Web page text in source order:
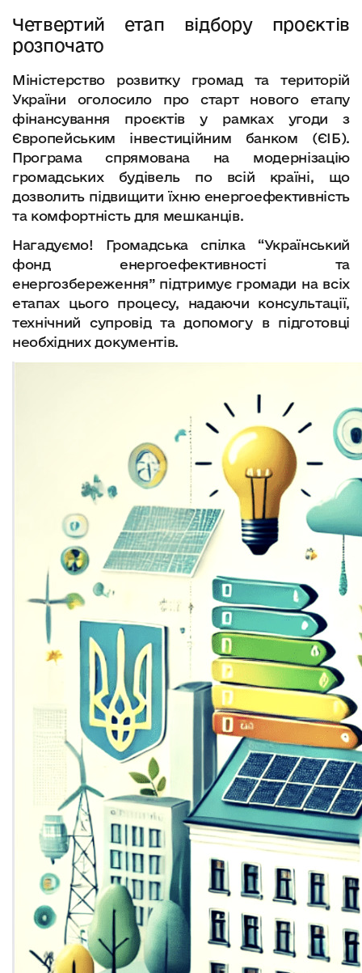
Четвертий етап відбору проєктів
розпочато
Міністерство розвитку громад та територій
України оголосило про старт нового етапу
фінансування проєктів у рамках угоди з
Європейським інвестиційним банком (ЄІБ).
Програма спрямована на модернізацію
громадських будівель по всій країні, що
дозволить підвищити їхню енергоефективність
та комфортність для мешканців.
Нагадуємо! Громадська спілка “Український
фонд енергоефективності та
енергозбереження” підтримує громади на всіх
етапах цього процесу, надаючи консультації,
технічний супровід та допомогу в підготовці
необхідних документів.